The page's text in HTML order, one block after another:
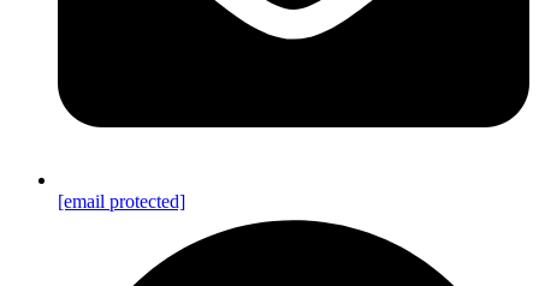
[email protected]